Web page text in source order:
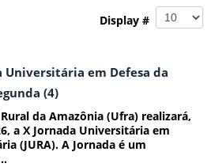
Display #
Universitária em Defesa da
(4)
da Amazônia (Ufra) realizará,
a X Jornada Universitária em
(JURA). A Jornada é um